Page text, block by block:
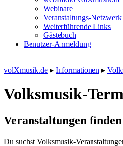
Webinare
Veranstaltungs-Netzwerk
Weiterführende Links
Gästebuch
Benutzer-Anmeldung
volXmusik.de ▸ Informationen ▸
Volksmusik-
Veranstaltungen
Du suchst Volksmusik-